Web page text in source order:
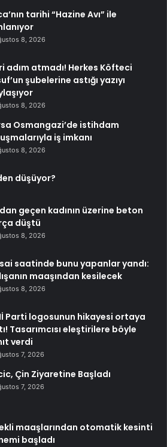
tarihi “Hazine Avı” ile
8, 2026
adım atmadı! Herkes Köfteci
şubelerine astığı yazıyı
8, 2026
Osmangazi’de istihdam
iş imkanı
8, 2026
düşüyor?
geçen kadının üzerine beton
düştü
8, 2026
saatinde bunu yapanlar yandı:
maaşından kesilecek
8, 2026
Parti logosunun hikayesi ortaya
Tasarımcısı eleştirilere böyle
verdi
7, 2026
Çin Ziyaretine Başladı
7, 2026
maaşlarından otomatik kesinti
başladı